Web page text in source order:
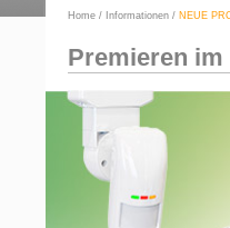
Home / Informationen / NEUE
Premieren